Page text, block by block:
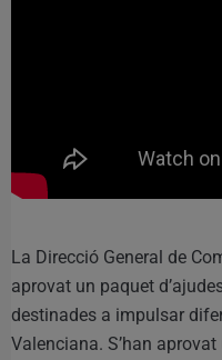
La Direcció General de
aprovat un paquet
destinades a impulsar
Valenciana. S’han